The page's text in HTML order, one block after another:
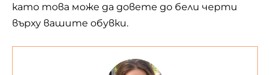
като това може да довете до бели черти
върху вашите обувки.